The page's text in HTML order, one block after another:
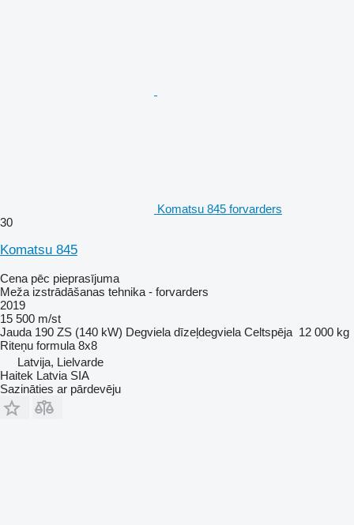
Komatsu 845 forvarders
30
Komatsu 845
Cena pēc pieprasījuma
Meža izstrādāšanas tehnika - forvarders
2019
15 500 m/st
Jauda 190 ZS (140 kW) Degviela dīzeļdegviela Celtspēja 12 000 kg
Riteņu formula 8x8
Latvija, Lielvarde
Haitek Latvia SIA
Sazināties ar pārdevēju